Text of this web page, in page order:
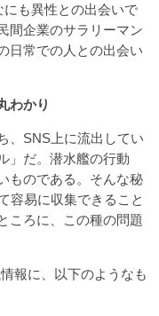
も異性との出会いで
間企業のサラリーマン
日常での人との出会い
わかり
、SNS上に流出してい
」だ。潜水艦の行動
ものである。そんな秘
容易に収集できること
ころに、この種の問題
報に、以下のようなも